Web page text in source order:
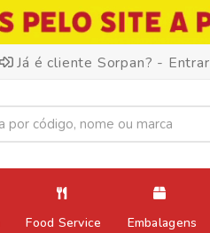
Já é cliente Sorpan? - Entrar
Food Service Embalagens